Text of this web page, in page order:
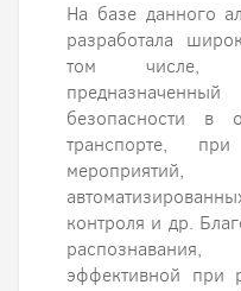
На базе данного
разработала
том числе,
безопасности в
транспорте,
контроля и др.
эффективной при